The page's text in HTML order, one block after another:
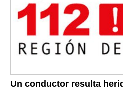
Un conductor resulta